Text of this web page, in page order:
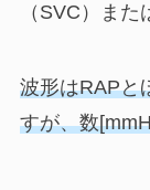
（SVC）ま
波形はRAPと
すが、数